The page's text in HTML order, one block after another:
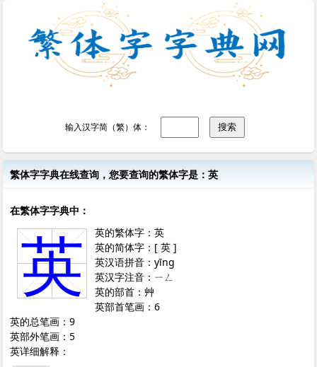
输入汉字简（繁）体：
繁体字字典在线查询，您要查询的繁体字是：英
在繁体字字典中：
英
英的繁体字：英
英的简体字：[ 英 ]
英汉语拼音：yīng
英汉字注音：ㄧㄥ
英的部首：艸
英部首笔画：6
英的总笔画：9
英部外笔画：5
英详细解释：